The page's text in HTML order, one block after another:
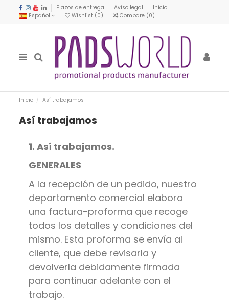
Plazos de entrega Aviso legal
Inicio
Español
Wishlist (0) Compare (0)
Inicio Así trabajamos
Así trabajamos
1. Así trabajamos.
GENERALES
A la recepción de un pedido, nuestro
departamento comercial elabora
una factura-proforma que recoge
todos los detalles y condiciones del
mismo. Esta proforma se envía al
cliente, que debe revisarla y
devolverla debidamente firmada
para continuar adelante con el
trabajo.